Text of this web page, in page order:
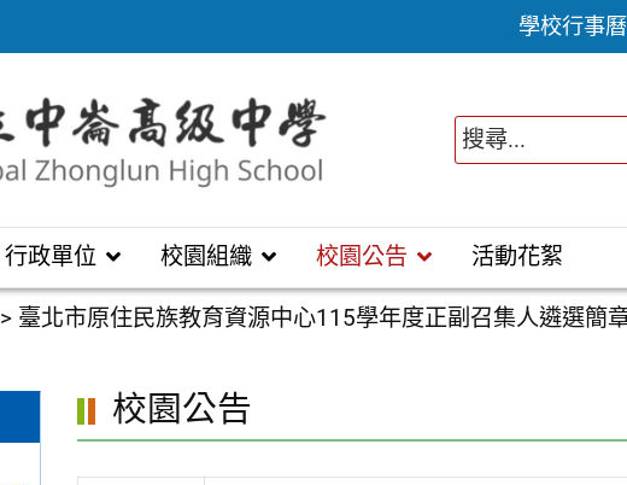
學校行事曆
行政單位 校園組織 校園公告 活動花絮
> 臺北市原住民族教育資源中心115學年度正副召集人遴選簡
校園公告